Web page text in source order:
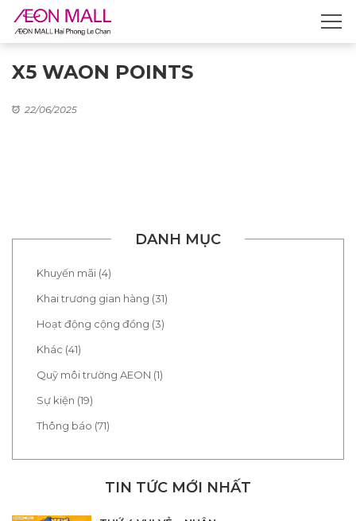
X5 WAON POINTS
22/06/2025
DANH MỤC
Khuyến mãi (4)
Khai trương gian hàng (31)
Hoạt động cộng đồng (3)
Khác (41)
Quỹ môi trường AEON (1)
Sự kiện (19)
Thông báo (71)
TIN TỨC MỚI NHẤT